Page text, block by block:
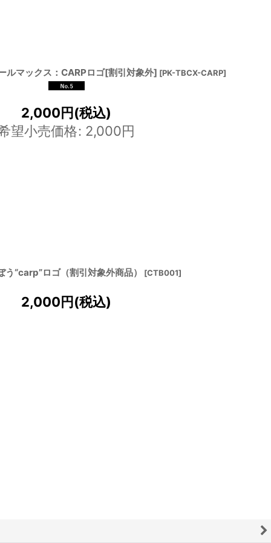
ルマックス：CARPロゴ[割引対象外] [PK-TBCX-CARP]
2,000円(税込)
望小売価格: 2,000円
う“carp”ロゴ（割引対象外商品） [CTB001]
2,000円(税込)